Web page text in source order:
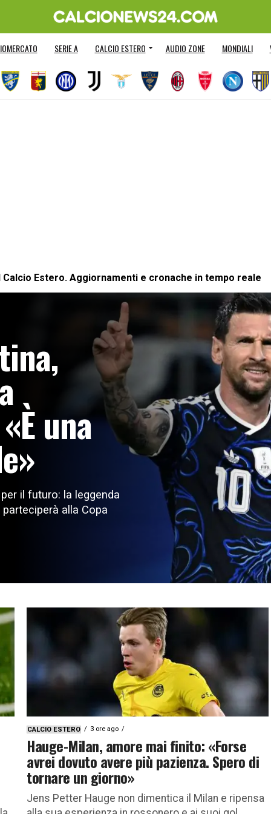
SERIE A CALCIO ESTERO AUDIO ZONE MONDIALI
Calcio Estero. Aggiornamenti e cronache in tempo reale
una
il futuro: la leggenda
alla Copa
CALCIO ESTERO 3 ore ago
Hauge-Milan, amore mai finito: «Forse
avrei dovuto avere più pazienza. Spero di
tornare un giorno»
Jens Petter Hauge non dimentica il Milan e ripensa